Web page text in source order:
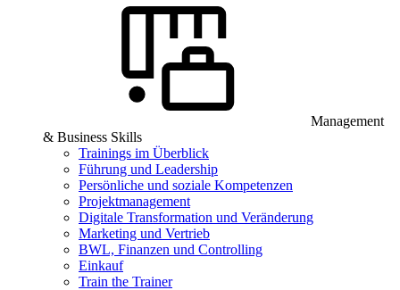
Management
& Business Skills
Trainings im Überblick
Führung und Leadership
Persönliche und soziale Kompetenzen
Projektmanagement
Digitale Transformation und Veränderung
Marketing und Vertrieb
BWL, Finanzen und Controlling
Einkauf
Train the Trainer